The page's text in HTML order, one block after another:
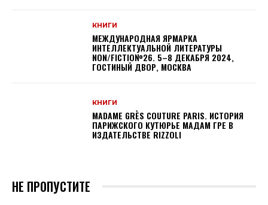
КНИГИ
МЕЖДУНАРОДНАЯ ЯРМАРКА
ИНТЕЛЛЕКТУАЛЬНОЙ ЛИТЕРАТУРЫ
NON/FICTIO№26. 5–8 ДЕКАБРЯ 2024,
ГОСТИНЫЙ ДВОР, МОСКВА
КНИГИ
MADAME GRÈS COUTURE PARIS. ИСТОРИЯ
ПАРИЖСКОГО КУТЮРЬЕ МАДАМ ГРЕ В
ИЗДАТЕЛЬСТВЕ RIZZOLI
НЕ ПРОПУСТИТЕ